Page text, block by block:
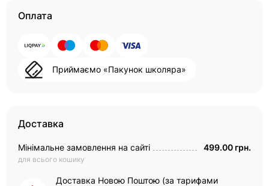
Оплата
Приймаємо «Пакунок школяра»
Доставка
Мінімальне замовлення на сайті
для всього кошику
499.00 грн.
Доставка Новою Поштою (за тарифами